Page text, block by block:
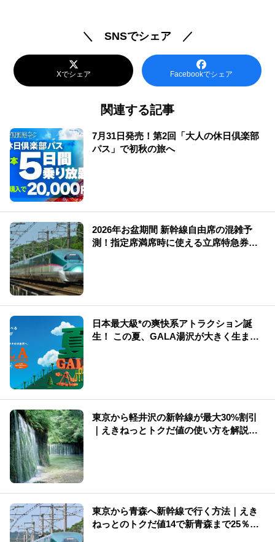
＼ SNSでシェア ／
Xでシェア Facebookでシェア
関連する記事
7月31日発売！第2回「大人の休日倶楽部
パス」で初秋の旅へ
2026年お盆期間 新幹線自由席の混雑予
測！指定席満席時に使える立席特急券も
日本最大級*の爽快系アトラクション誕
生！ この夏、GALA湯沢が大きく生まれ
東京から軽井沢の新幹線が最大30%割引
｜えきねっとトクだ値の使い方を解説
東京から青森へ新幹線で行く方法｜えき
ねっとのトクだ値14で新青森まで25％割